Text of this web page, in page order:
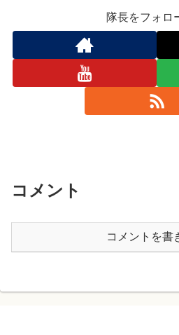
隊長をフォロ
コメント
コメントを書